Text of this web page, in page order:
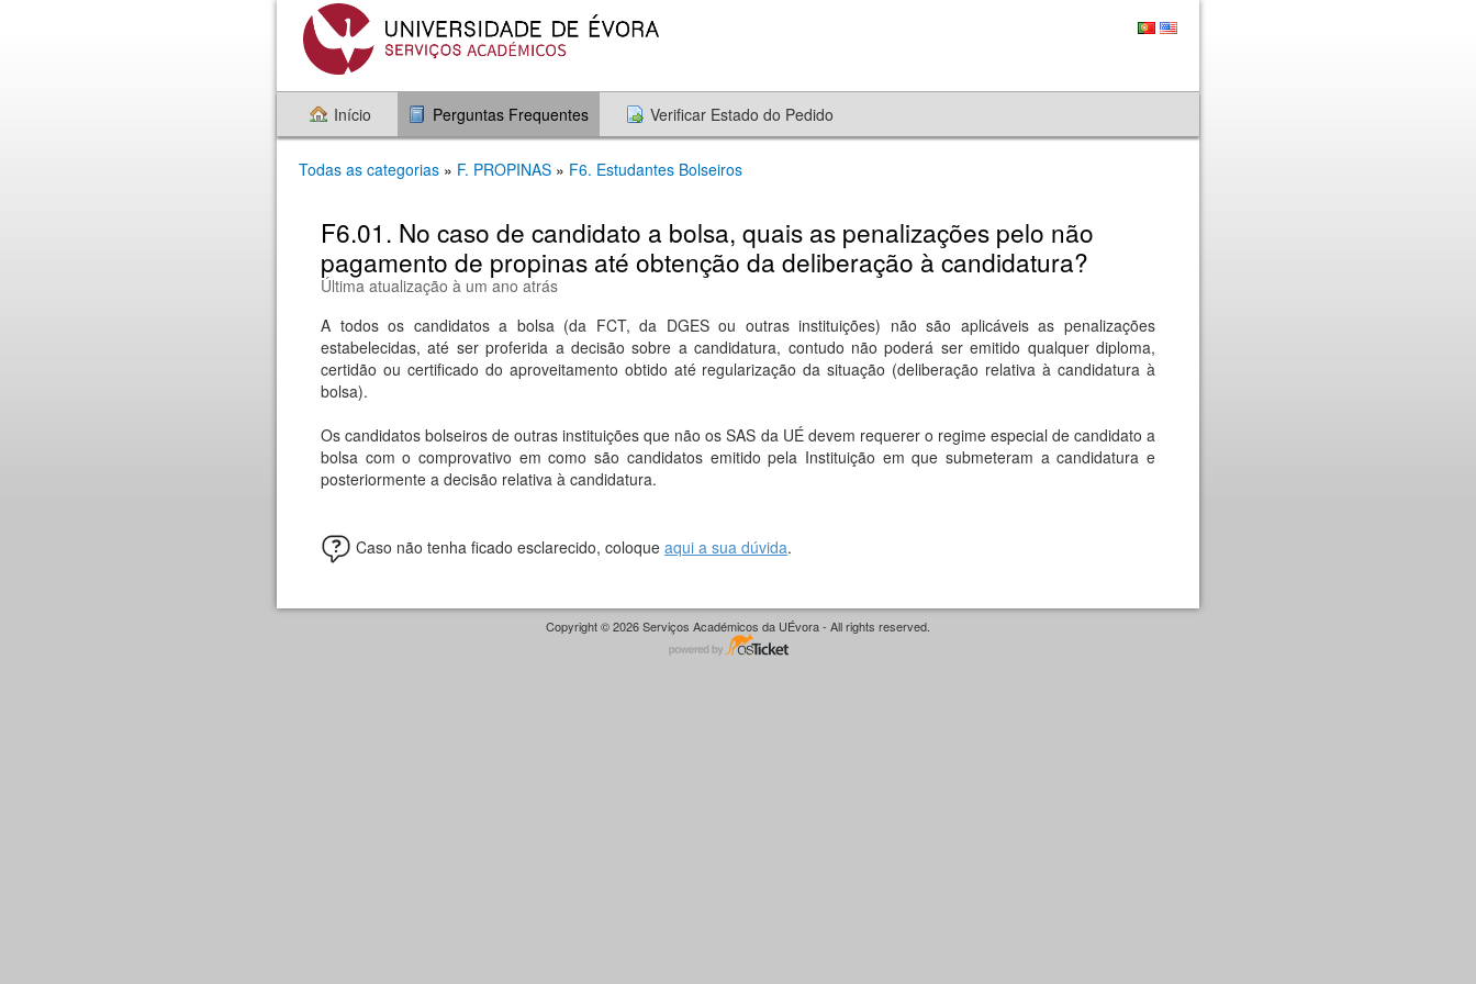
Início Perguntas Frequentes Verificar Estado do Pedido
Todas as categorias » F. PROPINAS » F6. Estudantes Bolseiros
F6.01. No caso de candidato a bolsa, quais as penalizações pelo não
pagamento de propinas até obtenção da deliberação à candidatura?
Última atualização à um ano atrás
A todos os candidatos a bolsa (da FCT, da DGES ou outras instituições) não são aplicáveis as penalizações
estabelecidas, até ser proferida a decisão sobre a candidatura, contudo não poderá ser emitido qualquer diploma,
certidão ou certificado do aproveitamento obtido até regularização da situação (deliberação relativa à candidatura à
bolsa).
Os candidatos bolseiros de outras instituições que não os SAS da UÉ devem requerer o regime especial de candidato a
bolsa com o comprovativo em como são candidatos emitido pela Instituição em que submeteram a candidatura e
posteriormente a decisão relativa à candidatura.
Caso não tenha ficado esclarecido, coloque aqui a sua dúvida.
Copyright © 2026 Serviços Académicos da UÉvora - All rights reserved.